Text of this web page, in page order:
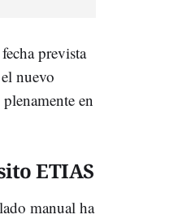
prevista
nuevo
en
ETIAS
manual ha